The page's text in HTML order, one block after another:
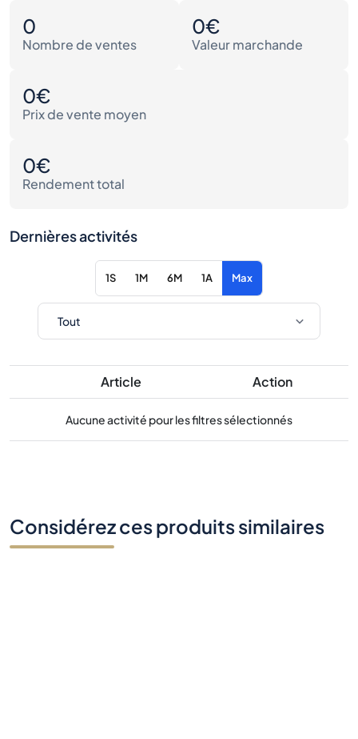
0
Nombre de ventes
0€
Valeur marchande
0€
Prix de vente moyen
0€
Rendement total
Dernières activités
1S 1M 6M 1A Max
Article Action
Aucune activité pour les filtres sélectionnés
Considérez ces produits similaires